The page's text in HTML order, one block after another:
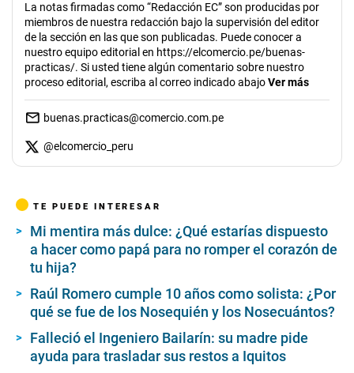
n
u
t
e
s
,
1
1
s
e
c
o
n
La notas firmadas como “Redacción EC” son producidas por
miembros de nuestra redacción bajo la supervisión del editor
de la sección en las que son publicadas. Puede conocer a
nuestro equipo editorial en https://elcomercio.pe/buenas-
practicas/. Si usted tiene algún comentario sobre nuestro
proceso editorial, escriba al correo indicado abajoVer más
buenas.practicas@comercio.com.pe
@elcomercio_peru
TE PUEDE INTERESAR
Mi mentira más dulce: ¿Qué estarías dispuesto
a hacer como papá para no romper el corazón de
tu hija?
Raúl Romero cumple 10 años como solista: ¿Por
qué se fue de los Nosequién y los Nosecuántos?
Falleció el Ingeniero Bailarín: su madre pide
ayuda para trasladar sus restos a Iquitos